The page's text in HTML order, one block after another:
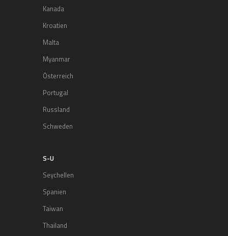
Kanada
Kroatien
Malta
Myanmar
Österreich
Portugal
Russland
Schweden
S-U
Seychellen
Spanien
Taiwan
Thailand